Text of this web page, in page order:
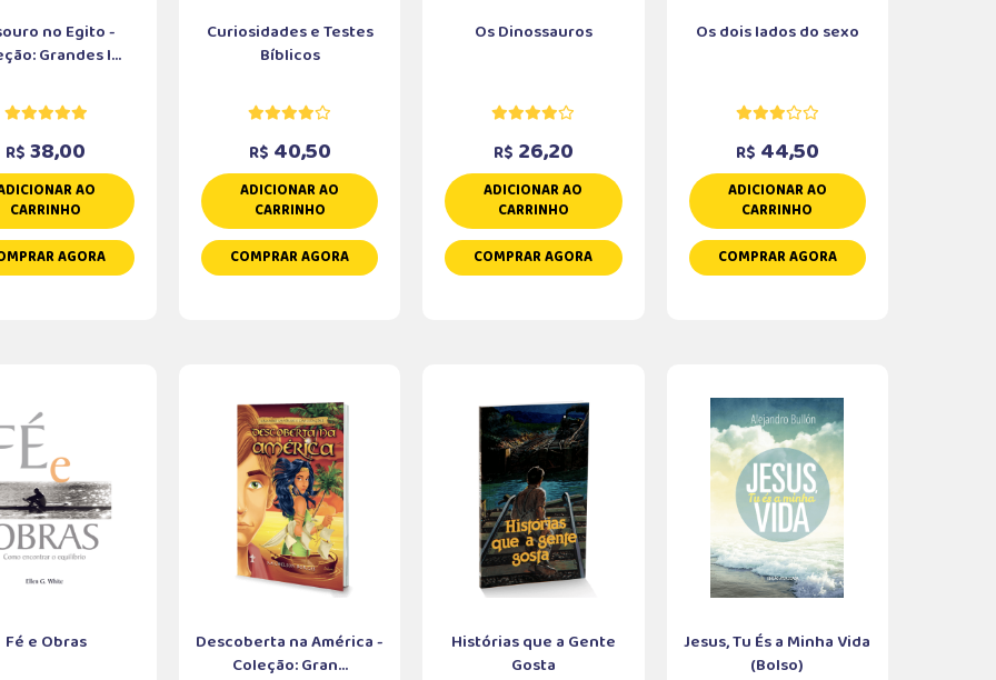
no Egito -
Grandes I...
R$ 38,00
AO
CARRINHO
AGORA
Curiosidades e Testes
Bíblicos
R$ 40,50
ADICIONAR AO
CARRINHO
COMPRAR AGORA
Os Dinossauros
R$ 26,20
ADICIONAR AO
CARRINHO
COMPRAR AGORA
Os dois lados do sexo
R$ 44,50
ADICIONAR AO
CARRINHO
COMPRAR AGORA
Fé e Obras
Descoberta na América -
Coleção: Gran...
Histórias que a Gente
Gosta
Jesus, Tu És a Minha Vida
(Bolso)